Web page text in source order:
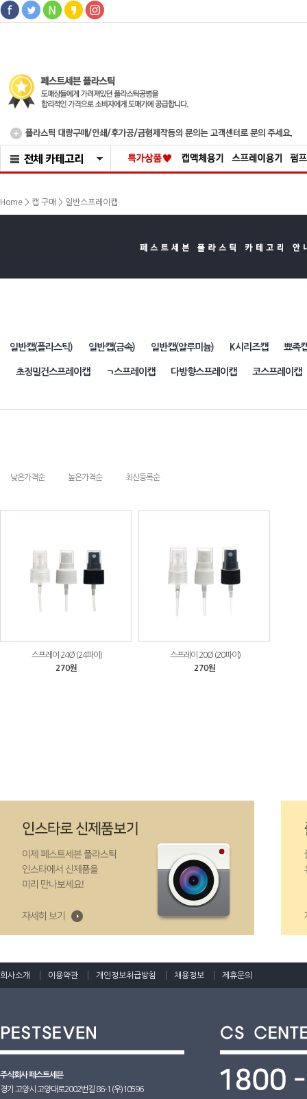
Home > 캡 구매 > 일반스프레이캡
일반캡(플라스틱) 일반캡(금속) 일반캡(알루미늄) K시리즈캡 뾰족
초정밀건스프레이캡 ㄱ스프레이캡 다방향스프레이캡 코스프레이캡
낮은가격순 높은가격순 최신등록순
스프레이 24Ø (24파이)
270원
스프레이 20Ø (20파이)
270원
회사소개 이용약관 개인정보취급방침 채용정보 제휴문의
주식회사 페스트세븐
경기 고양시 고양대로2002번길 86-1 (우)10596